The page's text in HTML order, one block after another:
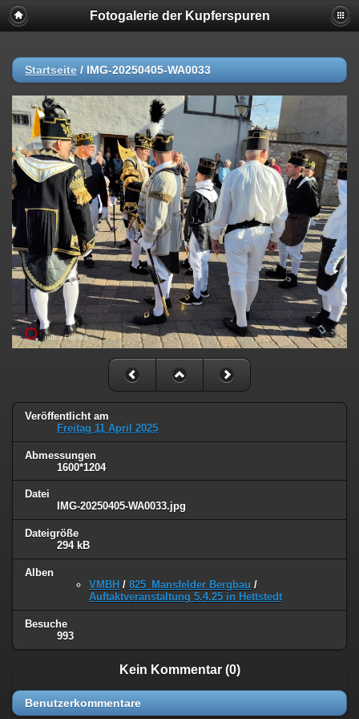
Fotogalerie der Kupferspuren
Startseite / IMG-20250405-WA0033
Veröffentlicht am
Freitag 11 April 2025
Abmessungen
1600*1204
Datei
IMG-20250405-WA0033.jpg
Dateigröße
294 kB
Alben
VMBH / 825_Mansfelder Bergbau /
Auftaktveranstaltung 5.4.25 in Hettstedt
Besuche
993
Kein Kommentar (0)
Benutzerkommentare